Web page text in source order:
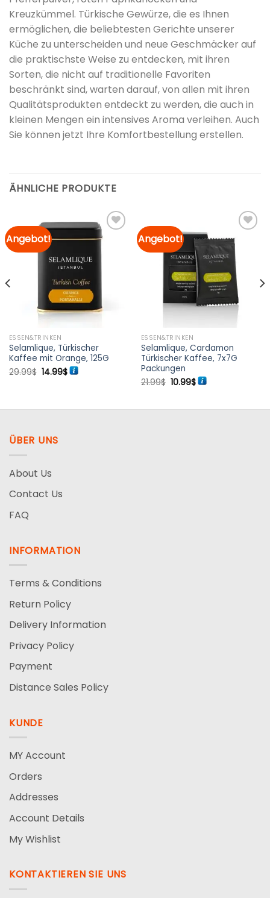
Kreuzkümmel. Türkische Gewürze, die es Ihnen
ermöglichen, die beliebtesten Gerichte unserer
Küche zu unterscheiden und neue Geschmäcker auf
die praktischste Weise zu entdecken, mit ihren
Sorten, die nicht auf traditionelle Favoriten
beschränkt sind, warten darauf, von allen mit ihren
Qualitätsprodukten entdeckt zu werden, die auch in
kleinen Mengen ein intensives Aroma verleihen. Auch
Sie können jetzt Ihre Komfortbestellung erstellen.
ÄHNLICHE PRODUKTE
Angebot!
Merkliste
hinzufügen
ESSEN&TRINKEN
Selamlique, Türkischer
Kaffee mit Orange, 125G
29.99$ Ursprünglicher
Preis
14.99$Aktueller
Preis
Angebot!
Merkliste
hinzufügen
ESSEN&TRINKEN
Selamlique, Cardamon
Türkischer Kaffee, 7x7G
Packungen
21.99$ Ursprünglicher
Preis
10.99$Aktueller
Preis
ÜBER UNS
About Us
Contact Us
FAQ
INFORMATION
Terms & Conditions
Return Policy
Delivery Information
Privacy Policy
Payment
Distance Sales Policy
KUNDE
MY Account
Orders
Addresses
Account Details
My Wishlist
KONTAKTIEREN SIE UNS